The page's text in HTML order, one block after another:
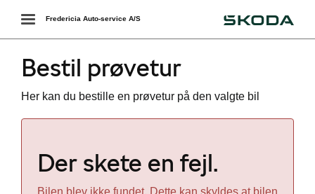
Toggle
navigation
Fredericia Auto-service A/S
Bestil prøvetur
Her kan du bestille en prøvetur på den valgte bil
Der skete en fejl.
Bilen blev ikke fundet. Dette kan skyldes at bilen